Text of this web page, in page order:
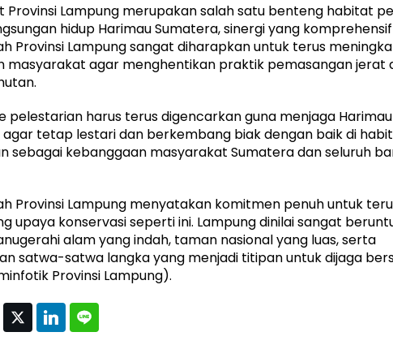
Provinsi Lampung merupakan salah satu benteng habitat
hidup Harimau Sumatera, sinergi yang
Provinsi Lampung sangat diharapkan untuk terus
masyarakat agar menghentikan praktik pemasangan jerat
pelestarian harus terus digencarkan guna menjaga Harimau
tetap lestari dan berkembang biak dengan baik di
sebagai kebanggaan masyarakat Sumatera dan seluruh
Provinsi Lampung menyatakan komitmen penuh untuk
upaya konservasi seperti ini. Lampung dinilai sangat
alam yang indah, taman nasional yang luas, serta
satwa-satwa langka yang menjadi titipan untuk dijaga
Provinsi Lampung).